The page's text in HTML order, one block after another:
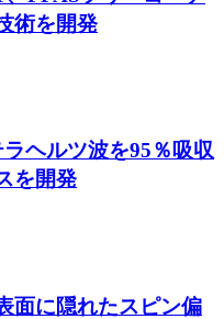
術を開発
ヘルツ波を95％吸収
を開発
面に隠れたスピン偏